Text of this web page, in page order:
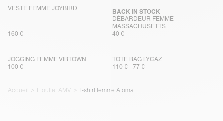
VESTE FEMME JOYBIRD
160 €
DÉBARDEUR FEMME
MASSACHUSETTS
BACK IN STOCK
40 €
JOGGING FEMME VIBTOWN
100 €
TOTE BAG LYCAZ
110 €
77 €
Accueil L'outlet AMV T-shirt femme Afoma